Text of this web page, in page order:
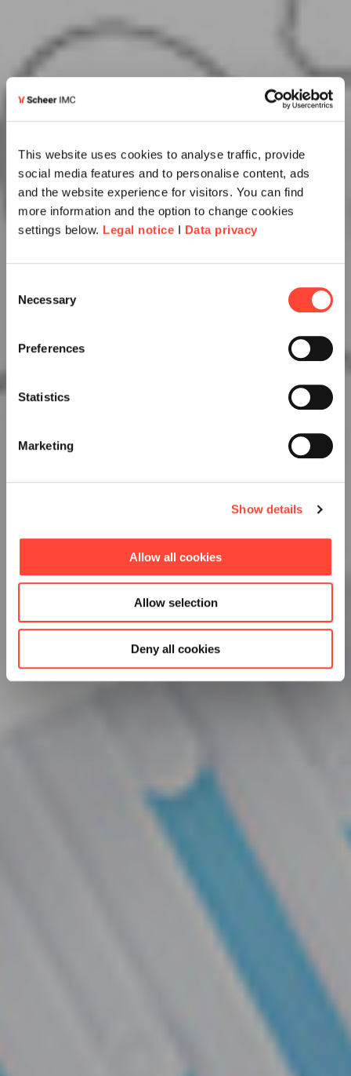
This website uses cookies to analyse traffic, provide
social media features and to personalise content, ads
and the website experience for visitors. You can find
more information and the option to change cookies
settings below. Legal notice I Data privacy
Selection
Necessary
Preferences
Statistics
Marketing
Show details
Allow all cookies
Allow selection
Deny all cookies